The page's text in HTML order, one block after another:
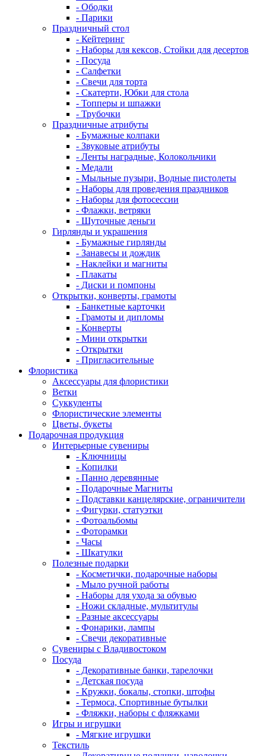
- Ободки
- Парики
Праздничный стол
- Кейтеринг
- Наборы для кексов, Стойки для десертов
- Посуда
- Салфетки
- Свечи для торта
- Скатерти, Юбки для стола
- Топперы и шпажки
- Трубочки
Праздничные атрибуты
- Бумажные колпаки
- Звуковые атрибуты
- Ленты наградные, Колокольчики
- Медали
- Мыльные пузыри, Водные пистолеты
- Наборы для проведения праздников
- Наборы для фотосессии
- Флажки, ветряки
- Шуточные деньги
Гирлянды и украшения
- Бумажные гирлянды
- Занавесы и дождик
- Наклейки и магниты
- Плакаты
- Диски и помпоны
Открытки, конверты, грамоты
- Банкетные карточки
- Грамоты и дипломы
- Конверты
- Мини открытки
- Открытки
- Пригласительные
Флористика
Аксессуары для флористики
Ветки
Суккуленты
Флористические элементы
Цветы, букеты
Подарочная продукция
Интерьерные сувениры
- Ключницы
- Копилки
- Панно деревянные
- Подарочные Магниты
- Подставки канцелярские, ограничители
- Фигурки, статуэтки
- Фотоальбомы
- Фоторамки
- Часы
- Шкатулки
Полезные подарки
- Косметички, подарочные наборы
- Мыло ручной работы
- Наборы для ухода за обувью
- Ножи складные, мультитулы
- Разные аксессуары
- Фонарики, лампы
- Свечи декоративные
Сувениры с Владивостоком
Посуда
- Декоративные банки, тарелочки
- Детская посуда
- Кружки, бокалы, стопки, штофы
- Термоса, Спортивные бутылки
- Фляжки, наборы с фляжками
Игры и игрушки
- Мягкие игрушки
Текстиль